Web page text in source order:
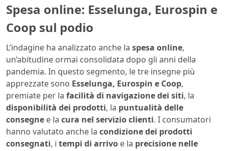
Spesa online: Esselunga, Eurospin e
Coop sul podio
L’indagine ha analizzato anche la spesa online,
un’abitudine ormai consolidata dopo gli anni della
pandemia. In questo segmento, le tre insegne più
apprezzate sono Esselunga, Eurospin e Coop,
premiate per la facilità di navigazione dei siti, la
disponibilità dei prodotti, la puntualità delle
consegne e la cura nel servizio clienti. I consumatori
hanno valutato anche la condizione dei prodotti
consegnati, i tempi di arrivo e la precisione nelle